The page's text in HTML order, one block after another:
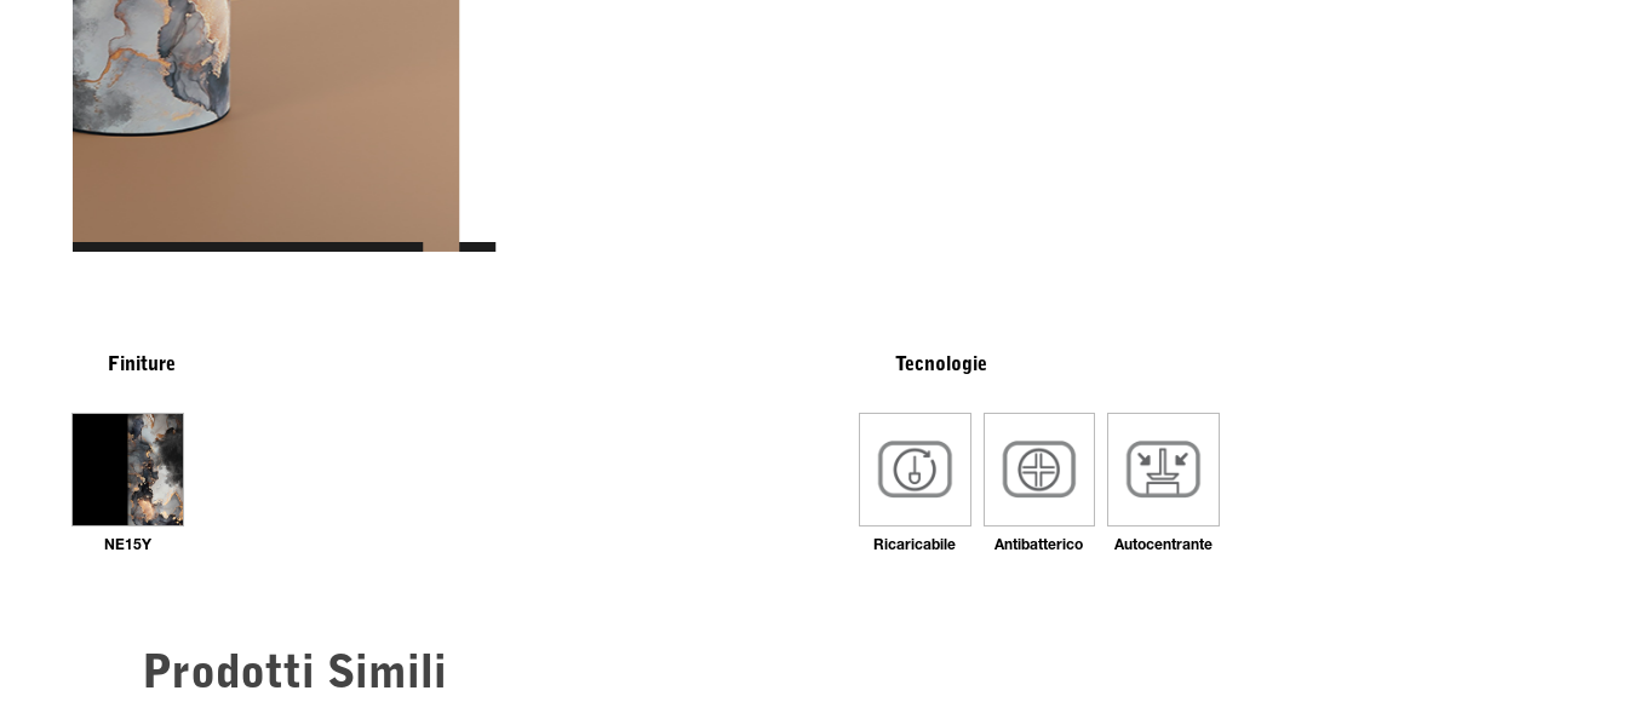
Finiture
NE15Y
Tecnologie
Ricaricabile Antibatterico Autocentrante
Prodotti Simili